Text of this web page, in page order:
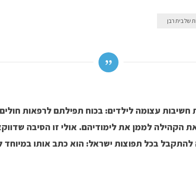
של בית רבן
חשיבות עצומה לילדים: בכוח תפילתם לרפאות
את הקהילה לממן את לימודיהם. אולי זו הסיבה
בכל תפוצות ישראל: הוא כתב אותו במיוחד